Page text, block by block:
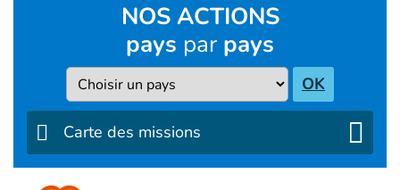
NOS ACTIONS
pays par pays
Pays OK
Carte des missions